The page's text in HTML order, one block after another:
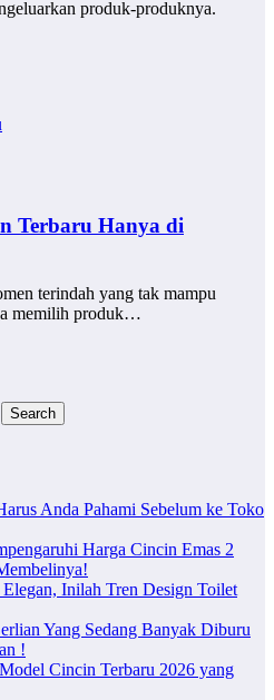
produk-produknya.
Terbaru Hanya di
terindah yang tak mampu
memilih produk…
Search
Anda Pahami Sebelum ke Toko
Harga Cincin Emas 2
Inilah Tren Design Toilet
Yang Sedang Banyak Diburu
!
Cincin Terbaru 2026 yang